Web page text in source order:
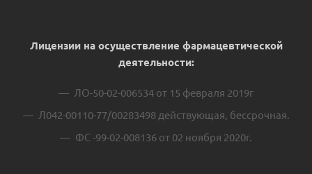
Лицензии на осуществление фармацевтической
деятельности:
ЛО-50-02-006534 от 15 февраля 2019г
Л042-00110-77/00283498 действующая, бессрочная.
ФС -99-02-008136 от 02 ноября 2020г.